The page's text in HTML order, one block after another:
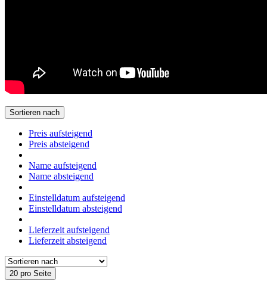
Sortieren nach
Preis aufsteigend
Preis absteigend
Name aufsteigend
Name absteigend
Einstelldatum aufsteigend
Einstelldatum absteigend
Lieferzeit aufsteigend
Lieferzeit absteigend
20 pro Seite